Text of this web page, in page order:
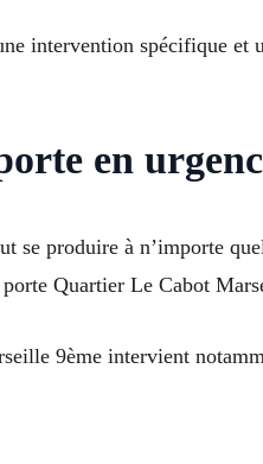
intervention spécifique et
en
se produire à n’importe
Quartier Le Cabot
9ème intervient